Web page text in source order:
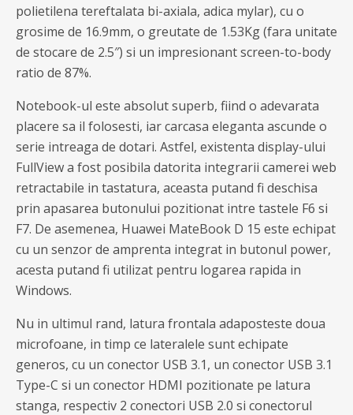
polietilena tereftalata bi-axiala, adica mylar), cu o
grosime de 16.9mm, o greutate de 1.53Kg (fara unitate
de stocare de 2.5″) si un impresionant screen-to-body
ratio de 87%.
Notebook-ul este absolut superb, fiind o adevarata
placere sa il folosesti, iar carcasa eleganta ascunde o
serie intreaga de dotari. Astfel, existenta display-ului
FullView a fost posibila datorita integrarii camerei web
retractabile in tastatura, aceasta putand fi deschisa
prin apasarea butonului pozitionat intre tastele F6 si
F7. De asemenea, Huawei MateBook D 15 este echipat
cu un senzor de amprenta integrat in butonul power,
acesta putand fi utilizat pentru logarea rapida in
Windows.
Nu in ultimul rand, latura frontala adaposteste doua
microfoane, in timp ce lateralele sunt echipate
generos, cu un conector USB 3.1, un conector USB 3.1
Type-C si un conector HDMI pozitionate pe latura
stanga, respectiv 2 conectori USB 2.0 si conectorul